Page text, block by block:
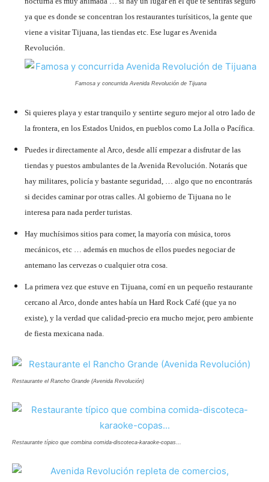
ya que es donde se concentran los restaurantes turísiticos, la gente que
viene a visitar Tijuana, las tiendas etc. Ese lugar es Avenida
Revolución.
Famosa y concurrida Avenida Revolución de Tijuana
Si quieres playa y estar tranquilo y sentirte seguro mejor al otro lado de
la frontera, en los Estados Unidos, en pueblos como La Jolla o Pacífica.
Puedes ir directamente al Arco, desde allí empezar a disfrutar de las
tiendas y puestos ambulantes de la Avenida Revolución. Notarás que
hay militares, policía y bastante seguridad, … algo que no encontrarás
si decides caminar por otras calles. Al gobierno de Tijuana no le
interesa para nada perder turistas.
Hay muchísimos sitios para comer, la mayoría con música, toros
mecánicos, etc … además en muchos de ellos puedes negociar de
antemano las cervezas o cualquier otra cosa.
La primera vez que estuve en Tijuana, comí en un pequeño restaurante
cercano al Arco, donde antes había un Hard Rock Café (que ya no
existe), y la verdad que calidad-precio era mucho mejor, pero ambiente
de fiesta mexicana nada.
Restaurante el Rancho Grande (Avenida Revolución)
Restaurante típico que combina comida-discoteca-karaoke-copas…